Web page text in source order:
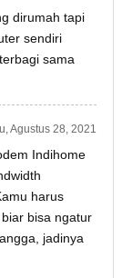
dirumah tapi
sendiri
sama
Agustus 28, 2021
Indihome
harus
bisa ngatur
jadinya